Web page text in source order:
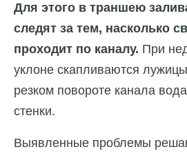
Для этого в траншею
следят за тем, насколько
проходит по каналу. При
уклоне скапливаются
резком повороте канала
стенки.
Выявленные проблемы